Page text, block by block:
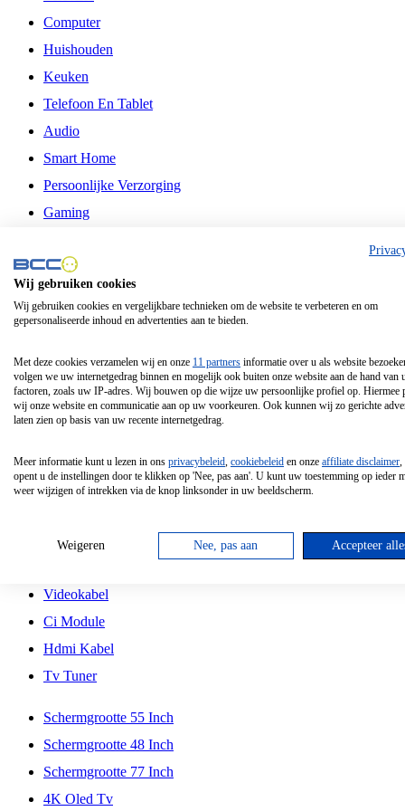
Computer
Huishouden
Keuken
Telefoon En Tablet
Audio
Smart Home
Persoonlijke Verzorging
Gaming
Philips
Schermgrootte 24 Inch
Schermgrootte 85 Inch
Schermgrootte 98 Inch
Tcl
Hd Led Tv
Antennekabel
Videokabel
Ci Module
Hdmi Kabel
Tv Tuner
Schermgrootte 55 Inch
Schermgrootte 48 Inch
Schermgrootte 77 Inch
4K Oled Tv
Wij gebruiken cookies
Wij gebruiken cookies en vergelijkbare technieken om de website te verbeteren en om
gepersonaliseerde inhoud en advertenties aan te bieden.
Met deze cookies verzamelen wij en onze 11 partners informatie over u als website
volgen we uw internetgedrag binnen en mogelijk ook buiten onze website aan de hand van
factoren, zoals uw IP-adres. Wij bouwen op die wijze uw persoonlijke profiel op. Hiermee
wij onze website en communicatie aan op uw voorkeuren. Ook kunnen wij zo gerichte
laten zien op basis van uw recente internetgedrag.
Meer informatie kunt u lezen in ons privacybeleid, cookiebeleid en onze affiliate disclaimer,
opent u de instellingen door te klikken op 'Nee, pas aan'. U kunt uw toestemming op ieder
weer wijzigen of intrekken via de knop linksonder in uw beeldscherm.
Weigeren Nee, pas aan Accepteer